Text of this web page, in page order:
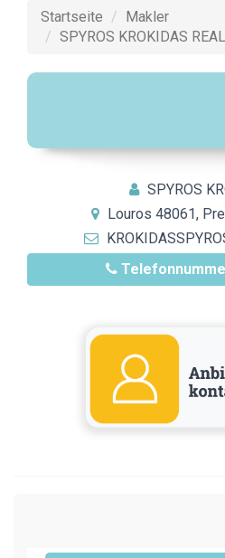
Startseite
Makler
SPYROS KROKIDAS
SPYROS
Louros 48061,